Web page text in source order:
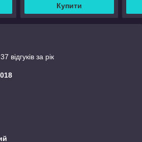
Купити
відгуків за рік